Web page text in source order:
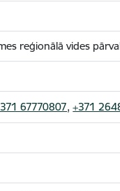
reģionālā vides
67770807,+371